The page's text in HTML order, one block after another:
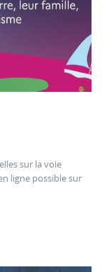
sur la voie
ligne possible sur